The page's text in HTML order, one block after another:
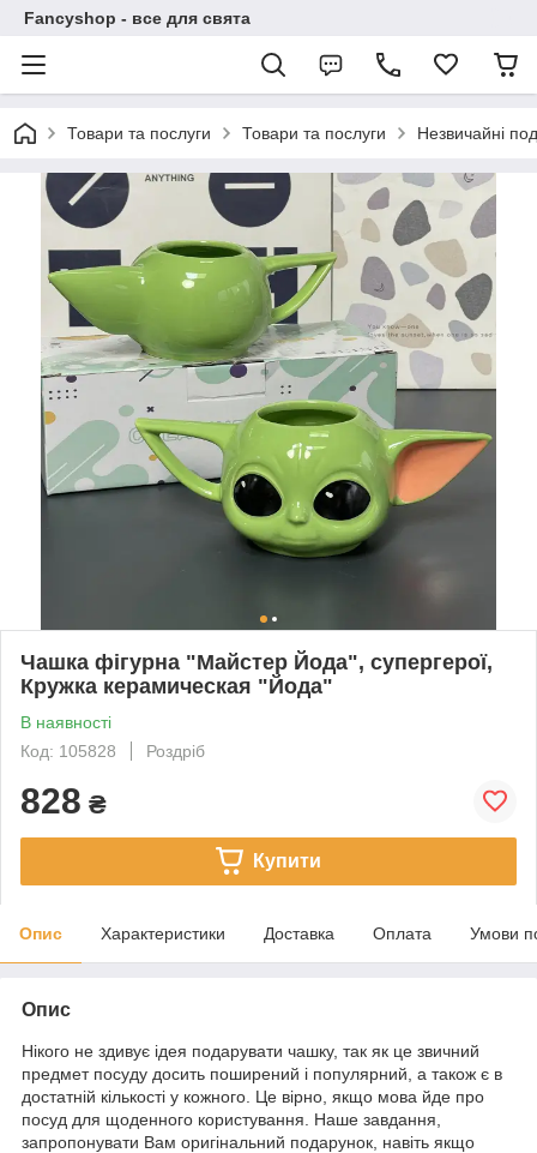
Fancyshop - все для свята
Товари та послуги Товари та послуги Незвичайні
Чашка фігурна "Майстер Йода", супергерої,
Кружка керамическая "Йода"
В наявності
Код: 105828
Роздріб
828 ₴
Купити
Опис Характеристики Доставка Оплата Умови
Опис
Нікого не здивує ідея подарувати чашку, так як це звичний
предмет посуду досить поширений і популярний, а також є в
достатній кількості у кожного. Це вірно, якщо мова йде про
посуд для щоденного користування. Наше завдання,
запропонувати Вам оригінальний подарунок, навіть якщо